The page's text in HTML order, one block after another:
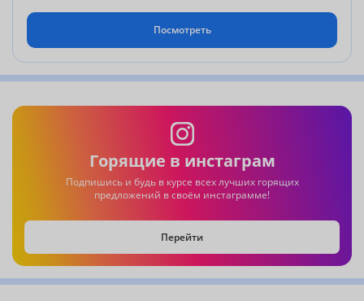
ВНИМАНИЕ!
Стоимость внутреннего авиаперелета Бангкок-Денпасар-Бангкок
оплачивается дополнительно от 500$.
Посмотреть
Горящие в инстаграм
Подпишись и будь в курсе всех лучших горящих
предложений в своём инстаграмме!
Перейти